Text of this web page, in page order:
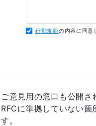
行動規範の内容に同意
ご意見用の窓口も公開さ
RFCに準拠していない
す。